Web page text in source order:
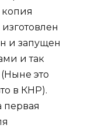
и запущен
и так
это
в КНР).
первая